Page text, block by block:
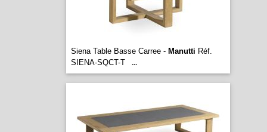
Siena Table Basse Carree - Manutti Réf.
SIENA-SQCT-T
...